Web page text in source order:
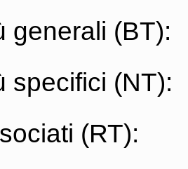
generali (BT):
specifici (NT):
(RT):